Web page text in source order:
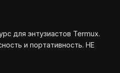
для энтузиастов Termux.
и портативность. НЕ